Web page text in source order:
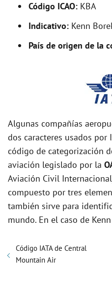
Código ICAO: KBA
Indicativo: Kenn
País de origen de la
Algunas compañías
dos caracteres usados por
código de categorización
aviación legislado por la
Aviación Civil
compuesto por tres
también sirve para
mundo. En el caso de
Código IATA de Central
Mountain Air